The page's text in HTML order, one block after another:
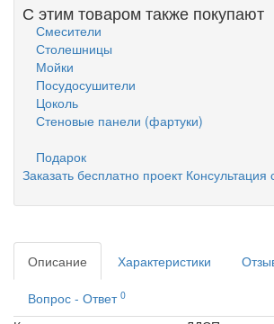
С этим товаром также покупают
Смесители
Столешницы
Мойки
Посудосушители
Цоколь
Стеновые панели (фартуки)
Подарок
Заказать бесплатно проект Консультация
Описание Характеристики
Вопрос - Ответ 0